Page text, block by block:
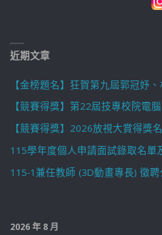
近期文章
【金榜題名】狂賀第九屆郭冠妤
【競賽得獎】第22屆技專校院電
【競賽得獎】2026放視大賞得獎
115學年度個人申請面試錄取名單
115-1兼任教師 (3D動畫專長) 徵聘
2026 年 8 月